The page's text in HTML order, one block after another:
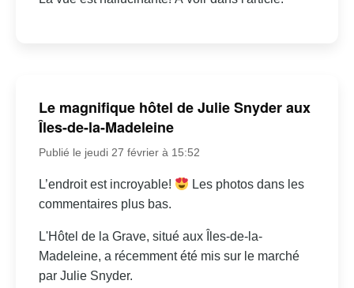
Le magnifique hôtel de Julie Snyder aux
Îles-de-la-Madeleine
Publié le jeudi 27 février à 15:52
L’endroit est incroyable!
Les photos dans les
commentaires plus bas.
L'Hôtel de la Grave, situé aux Îles-de-la-
Madeleine, a récemment été mis sur le marché
par Julie Snyder.